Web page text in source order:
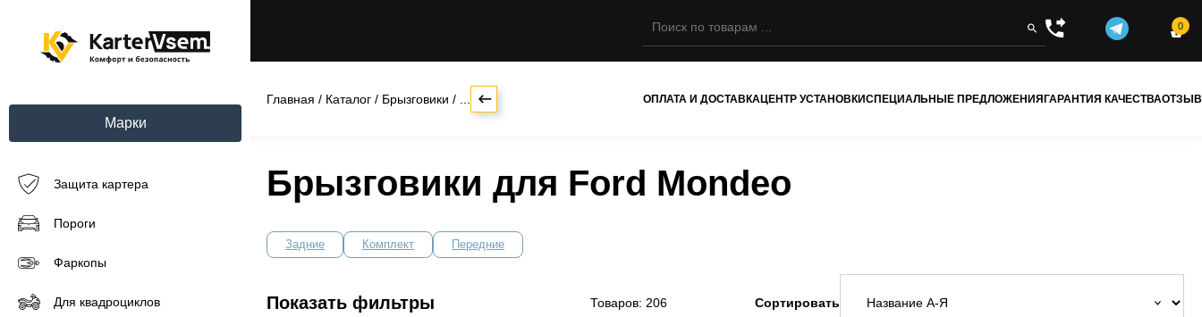
Марки
Защита картера
Пороги
Фаркопы
Для квадроциклов
 
0
Главная / Каталог / Брызговики / ОПЛАТА И ДОСТАВКАЦЕНТР УСТАНОВКИСПЕЦИАЛЬНЫЕ ПРЕДЛОЖЕНИЯГАРАНТИЯ КАЧЕСТВА
Брызговики для Ford Mondeo
Задние Комплект Передние
Показать фильтры Товаров: 206 Сортировать